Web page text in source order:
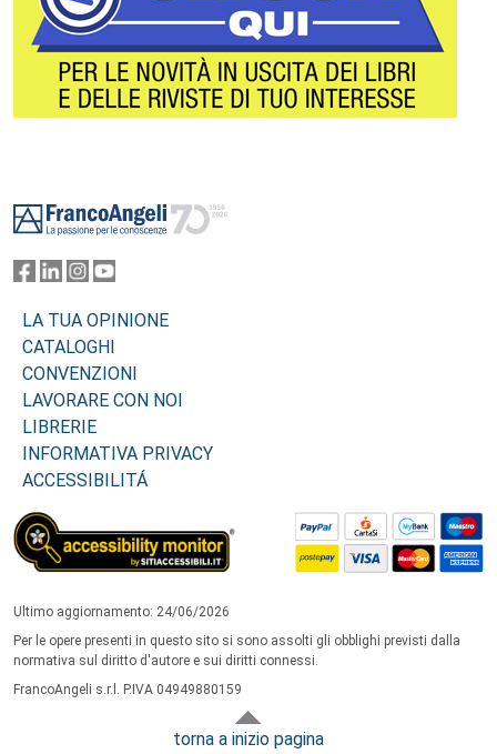
LA TUA OPINIONE
CATALOGHI
CONVENZIONI
LAVORARE CON NOI
LIBRERIE
INFORMATIVA PRIVACY
ACCESSIBILITÁ
Ultimo aggiornamento: 24/06/2026
Per le opere presenti in questo sito si sono assolti gli obblighi previsti dalla
normativa sul diritto d'autore e sui diritti connessi.
FrancoAngeli s.r.l. P.IVA 04949880159
torna a inizio pagina